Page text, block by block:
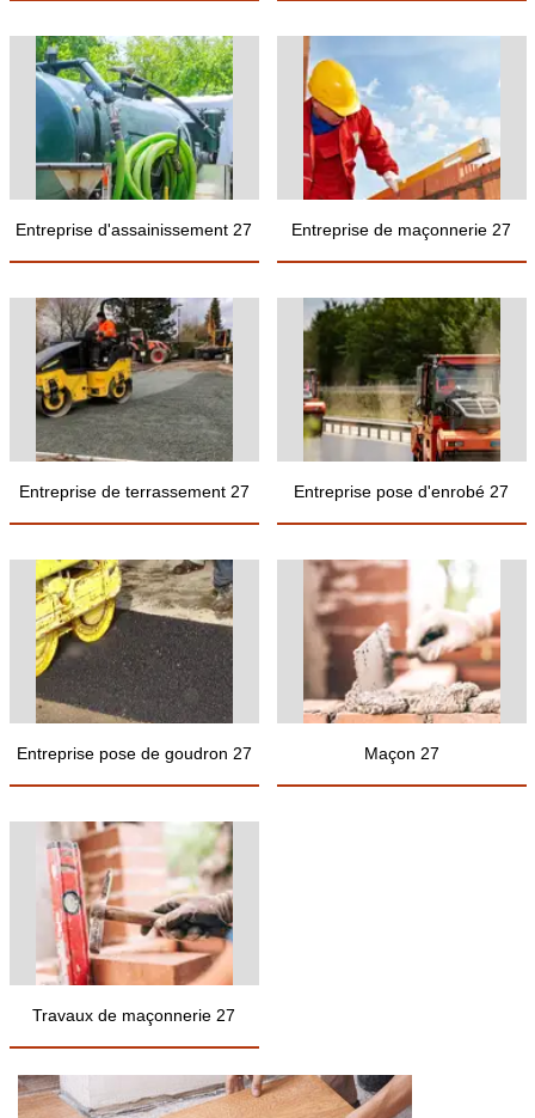
Entreprise d'assainissement 27 Entreprise de maçonnerie 27
Entreprise de terrassement 27 Entreprise pose d'enrobé 27
Entreprise pose de goudron 27 Maçon 27
Travaux de maçonnerie 27